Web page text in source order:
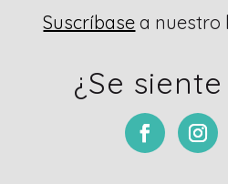
Suscríbase a nuestro
¿Se